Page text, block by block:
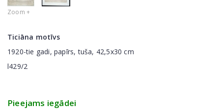
Zoom +
Ticiāna motīvs
1920-tie gadi, papīrs, tuša, 42,5x30 cm
l429/2
Pieejams iegādei